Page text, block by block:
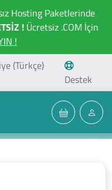
Hosting Paketlerinde
! Ücretsiz .COM İçin
!
(Türkçe)
Destek